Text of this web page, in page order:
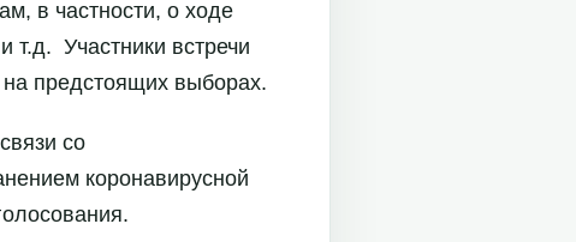
в частности, о ходе
т.д. Участники встречи
предстоящих выборах.
со
коронавирусной